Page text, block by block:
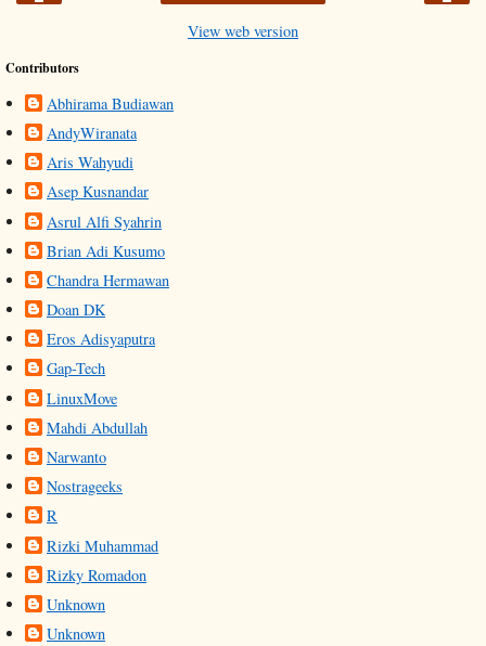
View web version
Contributors
Abhirama Budiawan
AndyWiranata
Aris Wahyudi
Asep Kusnandar
Asrul Alfi Syahrin
Brian Adi Kusumo
Chandra Hermawan
Doan DK
Eros Adisyaputra
Gap-Tech
LinuxMove
Mahdi Abdullah
Narwanto
Nostrageeks
R
Rizki Muhammad
Rizky Romadon
Unknown
Unknown